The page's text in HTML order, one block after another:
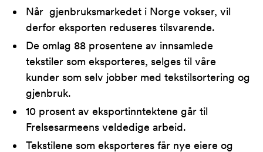
Når gjenbruksmarkedet i Norge vokser, vil
derfor eksporten reduseres tilsvarende.
De omlag 88 prosentene av innsamlede
tekstiler som eksporteres, selges til våre
kunder som selv jobber med tekstilsortering og
gjenbruk.
10 prosent av eksportinntektene går til
Frelsesarmeens veldedige arbeid.
Tekstilene som eksporteres får nye eiere og